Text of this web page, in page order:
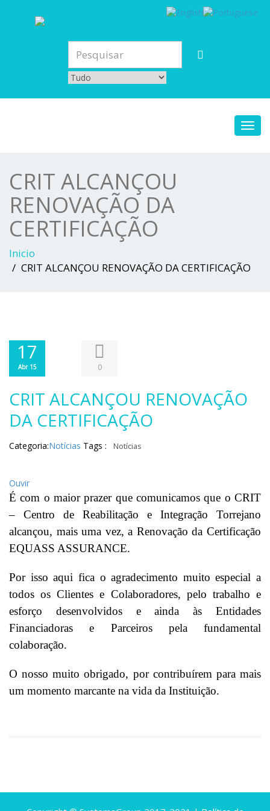
CRIT ALCANÇOU
RENOVAÇÃO DA
CERTIFICAÇÃO
Inicio
CRIT ALCANÇOU RENOVAÇÃO DA CERTIFICAÇÃO
17
Abr 15 0
CRIT ALCANÇOU RENOVAÇÃO
DA CERTIFICAÇÃO
Categoria:Notícias Tags : Notícias
Ouvir
É com o maior prazer que comunicamos que o CRIT
– Centro de Reabilitação e Integração Torrejano
alcançou, mais uma vez, a Renovação da Certificação
EQUASS ASSURANCE.
Por isso aqui fica o agradecimento muito especial a
todos os Clientes e Colaboradores, pelo trabalho e
esforço desenvolvidos e ainda às Entidades
Financiadoras e Parceiros pela fundamental
colaboração.
O nosso muito obrigado, por contribuírem para mais
um momento marcante na vida da Instituição.